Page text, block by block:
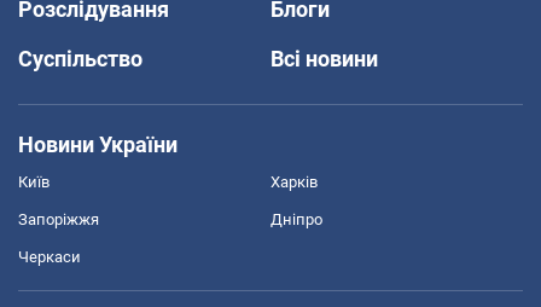
Розслідування
Блоги
Суспільство
Всі новини
Новини України
Київ Харків
Запоріжжя Дніпро
Черкаси